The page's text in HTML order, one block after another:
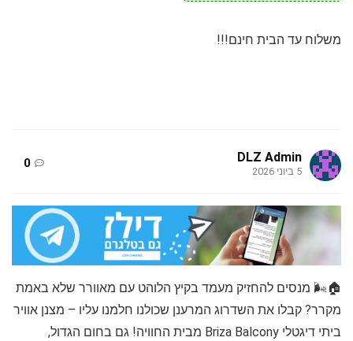
משלוח עד הבית חינם!!!
DLZ Admin
5 ביוני 2026
0
🏠🌬️ מנסים להחזיק מעמד בקיץ הלוהט עם מאוורר שלא באמת
מקרר? קבלו את השדרוג המרענן שכולנו חלמנו עליו – מצנן אוויר
ביתי דיגטלי Briza Balcony מבית החוויה! גם בחום הגדול,